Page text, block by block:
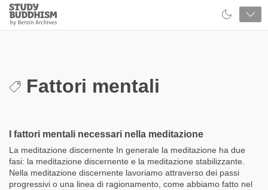
Close
Study
Buddhism
Fattori mentali
I fattori mentali necessari nella meditazione
La meditazione discernente In generale la meditazione ha due
fasi: la meditazione discernente e la meditazione stabilizzante.
Nella meditazione discernente lavoriamo attraverso dei passi
progressivi o una linea di ragionamento, come abbiamo fatto nel